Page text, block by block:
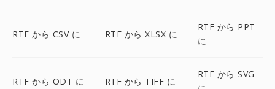
RTF から CSV に RTF から XLSX に
RTF から PPT
に
RTF から ODT に RTF から TIFF に
RTF から SVG